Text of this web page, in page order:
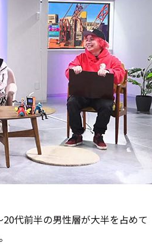
代前半の男性層が大半を占めて